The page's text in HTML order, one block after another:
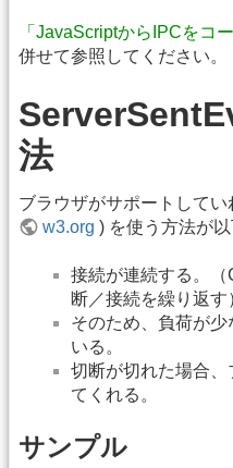
「JavaScriptからIPCをコ
併せて参照してください。
法
ブラウザがサポートして
w3.org ) を使う方法が
接続が連続する。
断／接続を繰り返す
そのため、負荷が
いる。
切断が切れた場合
てくれる。
サンプル